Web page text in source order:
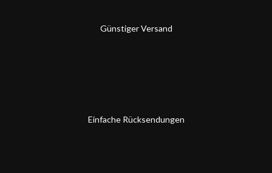
Günstiger Versand
Einfache Rücksendungen